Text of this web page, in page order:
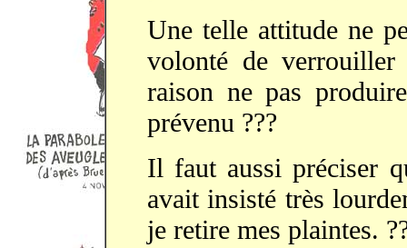
Une telle attitude ne
volonté de
raison ne pas
prévenu ???
Il faut aussi préciser
avait insisté très
je retire mes plaintes.